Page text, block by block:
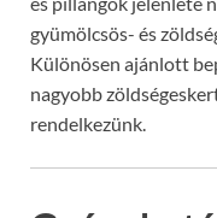
gyümölcsös- és
Különösen ajánlott
nagyobb
rendelkezünk.